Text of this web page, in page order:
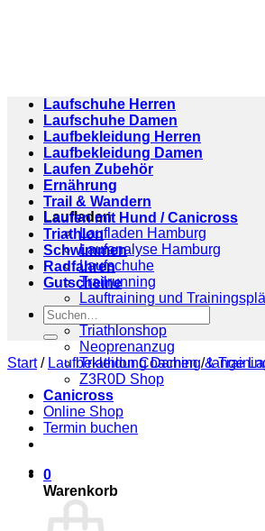
Laufladen
Laufladen Hamburg
Laufanalyse Hamburg
Laufschuhe
Trailrunning
Lauftraining und
Triathlonshop
Triathlonshop
Neoprenanzug
Triathlon Coaching &
Z3R0D Shop
Canicross
Online Shop
Termin buchen
0
Warenkorb
Laufschuhe Herren
Laufschuhe Damen
Laufbekleidung Herren
Laufbekleidung Damen
Laufen Zubehör
Ernährung
Trail & Wandern
Laufen mit Hund / Canicross
Triathlon
Schwimmen
Radfahren
Gutscheine
Suchen
nach:
Start / Laufbekleidung Damen / lange